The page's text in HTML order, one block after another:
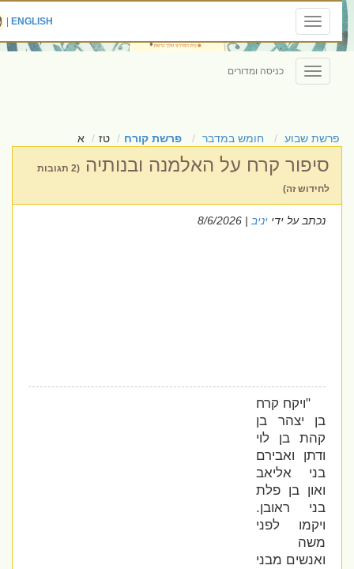
Toggle
navigation
ENGLISH
|
Toggle
navigation
כניסה ומדורים
פרשת שבוע חומש במדבר פרשת קורח טז א
סיפור קרח על האלמנה ובנותיה
(2 תגובות
לחידוש זה)
נכתב על ידייניב| 8/6/2026
"ויקח קרח
בן יצהר בן
קהת בן לוי
ודתן ואבירם
בני אליאב
ואון בן פלת
בני ראובן.
ויקמו לפני
משה
ואנשים מבני